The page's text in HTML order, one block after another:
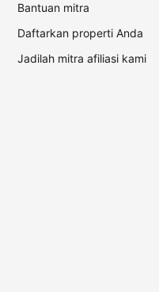
Bantuan mitra
Daftarkan properti Anda
Jadilah mitra afiliasi kami